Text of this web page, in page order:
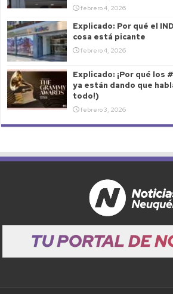
febrero 4, 2026
Explicado: Por qué el
cosa está picante
febrero 4, 2026
Explicado: ¡Por qué los
ya están dando que
todo!)
febrero 3, 2026